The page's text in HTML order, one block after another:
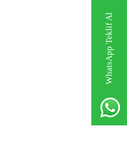
WhatsApp Teklif Al